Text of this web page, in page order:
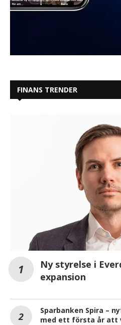
FINANS TRENDER
Ny styrelse i
expansion
Sparbanken Spira –
med ett första år att